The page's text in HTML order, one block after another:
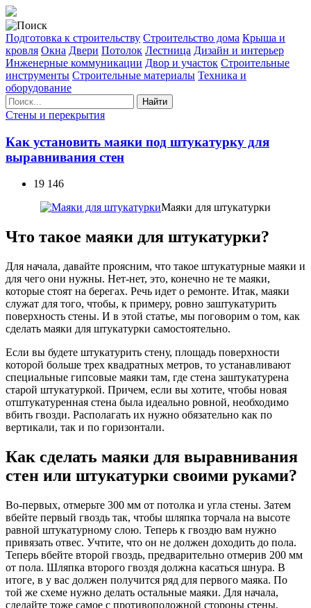
Подготовка к строительству Строительство дома Крыша и
кровля Окна Двери Потолок Лестница Дизайн и интерьер
Инженерные коммуникации Двор и участок Строительные
инструменты Строительные материалы Техника и
оборудование
Найти
Стены и перекрытия
Как установить маяки под штукатурку для
выравнивания стен
19 146
Маяки для штукатурки
Что такое маяки для штукатурки?
Для начала, давайте проясним, что такое штукатурные маяки и
для чего они нужны. Нет-нет, это, конечно не те маяки,
которые стоят на берегах. Речь идет о ремонте. Итак, маяки
служат для того, чтобы, к примеру, ровно заштукатурить
поверхность стены. И в этой статье, мы поговорим о том, как
сделать маяки для штукатурки самостоятельно.
Если вы будете штукатурить стену, площадь поверхности
которой больше трех квадратных метров, то устанавливают
специальные гипсовые маяки там, где стена заштукатурена
старой штукатуркой. Причем, если вы хотите, чтобы новая
отштукатуренная стена была идеально ровной, необходимо
вбить гвозди. Располагать их нужно обязательно как по
вертикали, так и по горизонтали.
Как сделать маяки для выравнивания
стен или штукатурки своими руками?
Во-первых, отмерьте 300 мм от потолка и угла стены. Затем
вбейте первый гвоздь так, чтобы шляпка торчала на высоте
равной штукатурному слою. Теперь к гвоздю вам нужно
привязать отвес. Учтите, что он не должен доходить до пола.
Теперь вбейте второй гвоздь, предварительно отмерив 200 мм
от пола. Шляпка второго гвоздя должна касаться шнура. В
итоге, в у вас должен получится ряд для первого маяка. По
той же схеме нужно делать остальные маяки. Для начала,
сделайте тоже самое с противоположной стороны стены,